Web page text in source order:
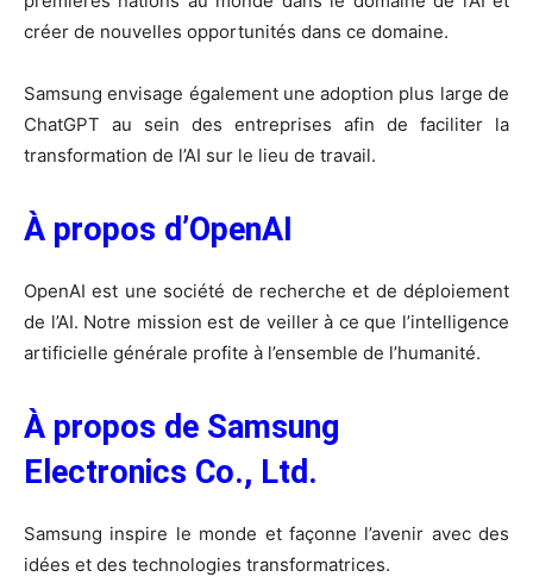
créer de nouvelles opportunités dans ce domaine.
Samsung envisage également une adoption plus large de
ChatGPT au sein des entreprises afin de faciliter la
transformation de l’AI sur le lieu de travail.
À propos d’OpenAI
OpenAI est une société de recherche et de déploiement
de l’AI. Notre mission est de veiller à ce que l’intelligence
artificielle générale profite à l’ensemble de l’humanité.
À propos de Samsung
Electronics Co., Ltd.
Samsung inspire le monde et façonne l’avenir avec des
idées et des technologies transformatrices.